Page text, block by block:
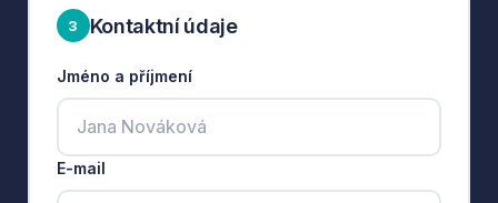
3 Kontaktní údaje
Jméno a příjmení
E-mail